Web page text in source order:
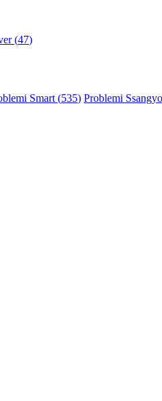
(47)
Smart (535) Problemi